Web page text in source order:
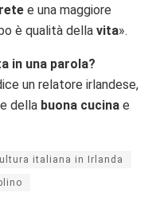
e una maggiore
è qualità della vita».
in una parola?
un relatore irlandese,
della buona cucina e
italiana in Irlanda